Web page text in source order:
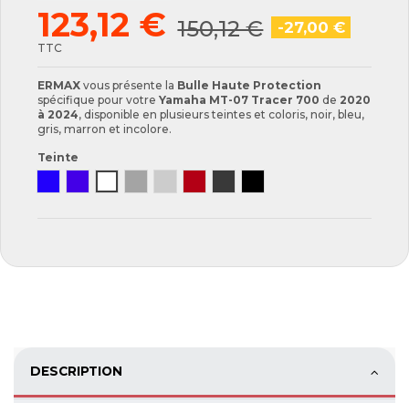
123,12 € 150,12 € -27,00 €
TTC
ERMAX vous présente la Bulle Haute Protection
spécifique pour votre Yamaha MT-07 Tracer 700 de 2020
à 2024, disponible en plusieurs teintes et coloris, noir, bleu,
gris, marron et incolore.
Teinte
DESCRIPTION